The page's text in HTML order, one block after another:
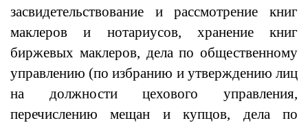
засвидетельствование и рассмотрение книг
маклеров и нотариусов, хранение книг
биржевых маклеров, дела по общественному
управлению (по избранию и утверждению лиц
на должности цехового управления,
перечислению мещан и купцов, дела по